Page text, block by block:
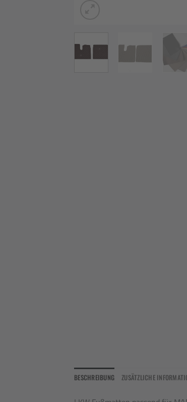
BESCHREIBUNG ZUSÄTZLICHE